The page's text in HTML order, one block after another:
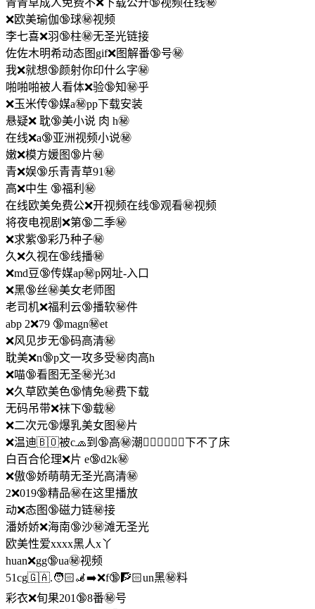
❌欧美瑜伽🔞球㊙️视频
李七喜❌羽🔞柱㊙️无圣光链接
佐佐木明希动态图gif❌图解番🔞号㊙️
我❌就想🔞颜射你印什么字㊙️
啪啪啪被人看体❌验🔞知㊙️乎
❌玉米传🔞媒a㊙️pp下载安装
悬疑❌ 耽🔞美小说 肉 h㊙️
在线❌a🔞亚洲视频小说㊙️
嫩❌模方媛图🔞片㊙️
青❌娱🔞乐青青草91㊙️
高❌中生 🔞福利㊙️
在线欧美免费公❌开视频在线🔞观看㊙️视频
将夜电视剧❌第🔞二季㊙️
❌求紫🔞彩乃种子㊙️
久❌久视在🔞线播㊙️
❌md豆🔞传媒ap㊙️p网址-入口
❌黑🔞丝㊙️美女老师图
老司机❌福利云🔞播软㊙️件
abp 2❌79 🔞magn㊙️et
❌风见步无🔞码高清㊙️
耽美❌n🔞p文一攻多受㊙️肉高h
❌喵🔞看图无圣㊙️光3d
❌久草欧美色🔞情免㊙️费下载
无码吊带❌袜下🔞载㊙️
❌二次元🔞爆乳美女图㊙️片
❌温迪🇧🇴被c🧢到🔞高㊙️潮🧑🏻‍❤‍💋‍🧑🏼下不了床
白百合伦理❌片 e🔞d2k㊙️
❌傲🔞娇萌萌无圣光高清㊙️
2❌019🔞精品㊙️在这里播放
动❌态图🔞磁力链㊙️接
潘娇娇❌海南🔞沙㊙️滩无圣光
欧美性爱xxxx黑人x丫
huan❌gg🔞ua㊙️视频
51cg🇬🇦.🧑🏻‍🦼‍➡️❌f🔞🧗🏻un黑㊙️料
彩衣❌旬果201🔞8番㊙️号